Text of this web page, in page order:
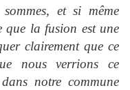
et si même
que la fusion est une
clairement que ce
nous verrions ce
notre commune